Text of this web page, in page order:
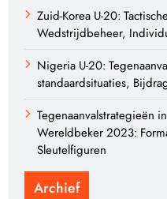
Zuid-Korea U-20:
Wedstrijdbeheer,
Nigeria U-20:
standaardsituaties,
Tegenaanvalstrategieën
Wereldbeker 2023:
Sleutelfiguren
Archief